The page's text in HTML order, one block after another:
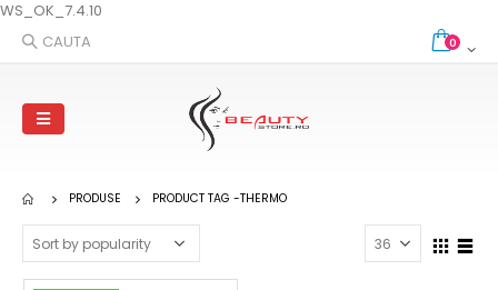
WS_OK_7.4.10
CAUTA
0
PRODUSE PRODUCT TAG -THERMO